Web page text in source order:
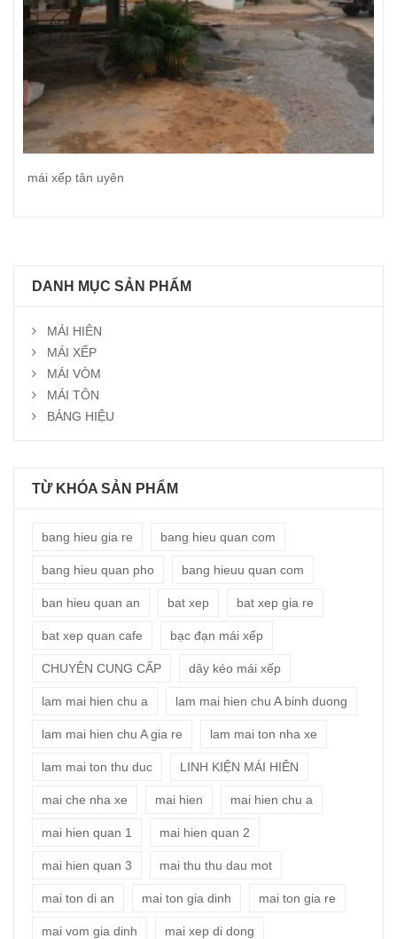
mái xếp tân uyên
DANH MỤC SẢN PHẨM
MÁI HIÊN
MÁI XẾP
MÁI VÒM
MÁI TÔN
BẢNG HIỆU
TỪ KHÓA SẢN PHẨM
bang hieu gia re bang hieu quan com
bang hieu quan pho bang hieuu quan com
ban hieu quan an bat xep bat xep gia re
bat xep quan cafe bạc đạn mái xếp
CHUYÊN CUNG CẤP dây kéo mái xếp
lam mai hien chu a lam mai hien chu A binh duong
lam mai hien chu A gia re lam mai ton nha xe
lam mai ton thu duc LINH KIỆN MÁI HIÊN
mai che nha xe mai hien mai hien chu a
mai hien quan 1 mai hien quan 2
mai hien quan 3 mai thu thu dau mot
mai ton di an mai ton gia dinh mai ton gia re
mai vom gia dinh mai xep di dong